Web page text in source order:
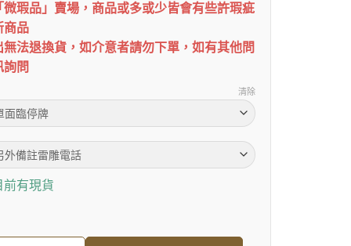
微瑕品」賣場，商品或多或少皆會有些許瑕疵
商品
無法退換貨，如介意者請勿下單，如有其他問
詢問
清除
前有現貨
品】真皮停車告示牌 數量